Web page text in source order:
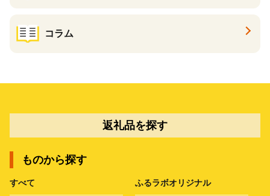
コラム
返礼品を探す
ものから探す
すべて ふるラボオリジナル